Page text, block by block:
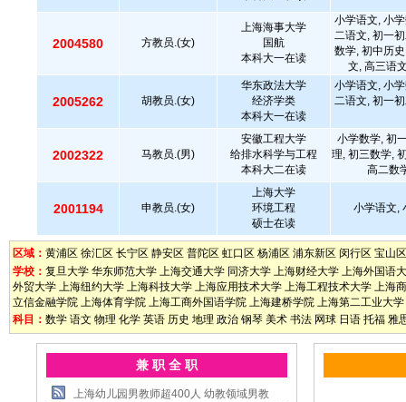
2004580 方教员.(女)
上海海事大学
国航
本科大一在读
小学语文, 小
二语文, 初一
数学, 初中历
文, 高三语
2005262 胡教员.(女)
华东政法大学
经济学类
本科大一在读
小学语文, 小
二语文, 初一
2002322 马教员.(男)
安徽工程大学
给排水科学与工程
本科大二在读
小学数学, 初
理, 初三数学,
高二数
2001194 申教员.(女)
上海大学
环境工程
硕士在读
小学语文,
区域： 黄浦区 徐汇区 长宁区 静安区 普陀区 虹口区 杨浦区 浦东新区 闵行区 宝山区
学校： 复旦大学 华东师范大学 上海交通大学 同济大学 上海财经大学 上海外国语
外贸大学 上海纽约大学 上海科技大学 上海应用技术大学 上海工程技术大学 上海
立信金融学院 上海体育学院 上海工商外国语学院 上海建桥学院 上海第二工业大学
科目： 数学 语文 物理 化学 英语 历史 地理 政治 钢琴 美术 书法 网球 日语 托福 雅
兼 职 全 职
上海幼儿园男教师超400人 幼教领域男教